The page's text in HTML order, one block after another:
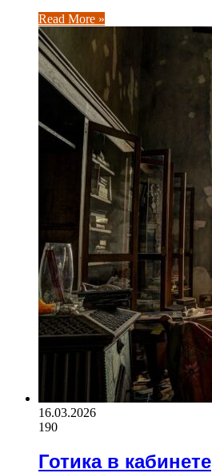
Read More »
16.03.2026
190
Готика в кабинете